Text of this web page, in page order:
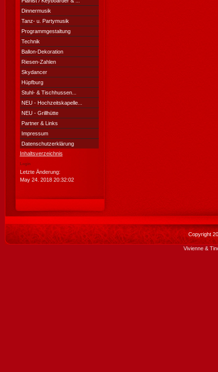
Dinnermusik
Tanz- u. Partymusik
Programmgestaltung
Technik
Ballon-Dekoration
Riesen-Zahlen
Skydancer
Hüpfburg
Stuhl- & Tischhussen...
NEU - Hochzeitskapelle...
NEU - Grillhütte
Partner & Links
Impressum
Datenschutzerklärung
Inhaltsverzeichnis
Login
Letzte Änderung:
May 24. 2018 20:32:02
Copyright
Vivienne &